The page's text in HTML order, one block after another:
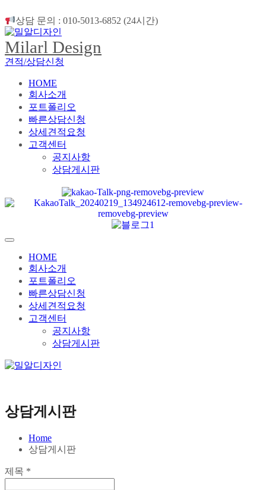
상담 문의 : 010-5013-6852 (24시간)
Milarl Design
견적/상담신청
HOME
회사소개
포트폴리오
빠른상담신청
상세견적요청
고객센터
공지사항
상담게시판
HOME
회사소개
포트폴리오
빠른상담신청
상세견적요청
고객센터
공지사항
상담게시판
상담게시판
Home
상담게시판
제목 *